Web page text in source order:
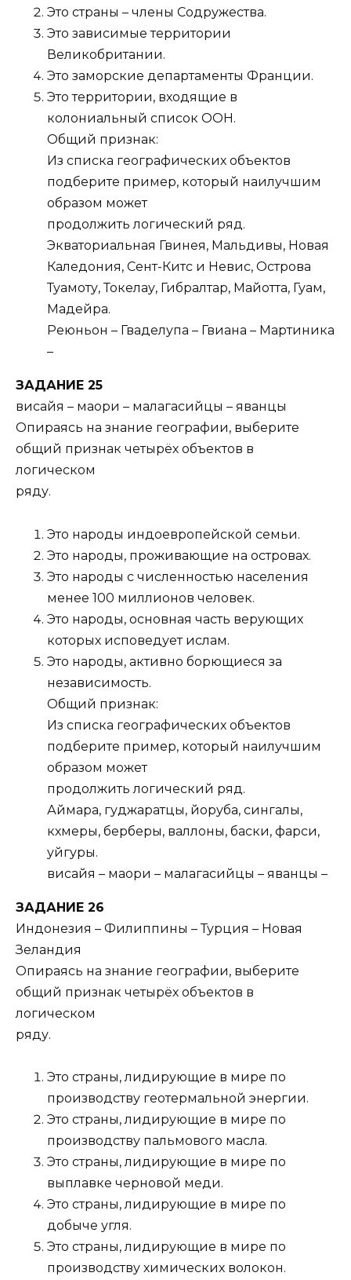
Это страны – члены Содружества.
Это зависимые территории
Великобритании.
Это заморские департаменты Франции.
Это территории, входящие в
колониальный список ООН.
Общий признак:
Из списка географических объектов
подберите пример, который наилучшим
образом может
продолжить логический ряд.
Экваториальная Гвинея, Мальдивы, Новая
Каледония, Сент-Китс и Невис, Острова
Туамоту, Токелау, Гибралтар, Майотта, Гуам,
Мадейра.
Реюньон – Гваделупа – Гвиана – Мартиника
–
ЗАДАНИЕ 25
висайя – маори – малагасийцы – яванцы
Опираясь на знание географии, выберите
общий признак четырёх объектов в
логическом
ряду.
Это народы индоевропейской семьи.
Это народы, проживающие на островах.
Это народы с численностью населения
менее 100 миллионов человек.
Это народы, основная часть верующих
которых исповедует ислам.
Это народы, активно борющиеся за
независимость.
Общий признак:
Из списка географических объектов
подберите пример, который наилучшим
образом может
продолжить логический ряд.
Аймара, гуджаратцы, йоруба, сингалы,
кхмеры, берберы, валлоны, баски, фарси,
уйгуры.
висайя – маори – малагасийцы – яванцы –
ЗАДАНИЕ 26
Индонезия – Филиппины – Турция – Новая
Зеландия
Опираясь на знание географии, выберите
общий признак четырёх объектов в
логическом
ряду.
Это страны, лидирующие в мире по
производству геотермальной энергии.
Это страны, лидирующие в мире по
производству пальмового масла.
Это страны, лидирующие в мире по
выплавке черновой меди.
Это страны, лидирующие в мире по
добыче угля.
Это страны, лидирующие в мире по
производству химических волокон.